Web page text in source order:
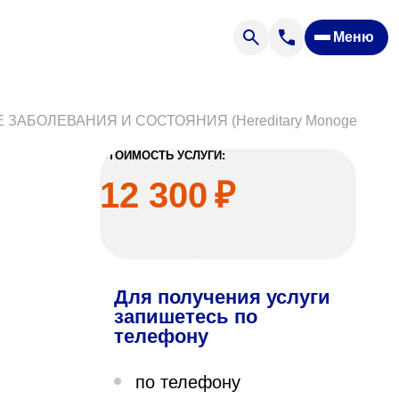
Меню
«Парус»
И СОСТОЯНИЯ (Hereditary Monogenic
СТОИМОСТЬ УСЛУГИ:
12 300 ₽
Для получения услуги
запишетесь по
телефону
по телефону